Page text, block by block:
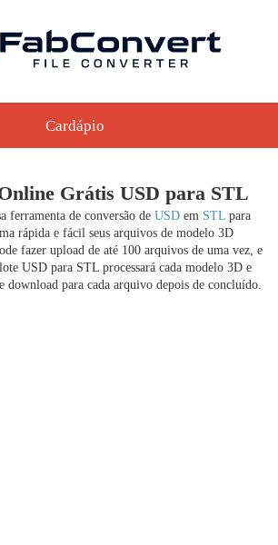
Cardápio
Grátis USD para STL
ferramenta de conversão de USD em STL para
rápida e fácil seus arquivos de modelo 3D
fazer upload de até 100 arquivos de uma vez, e
USD para STL processará cada modelo 3D e
download para cada arquivo depois de concluído.